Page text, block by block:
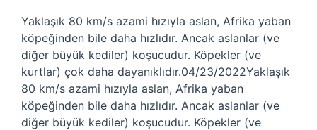
Yaklaşık 80 km/s azami hızıyla aslan, Afrika yaban
köpeğinden bile daha hızlıdır. Ancak aslanlar (ve
diğer büyük kediler) koşucudur. Köpekler (ve
kurtlar) çok daha dayanıklıdır.04/23/2022Yaklaşık
80 km/s azami hızıyla aslan, Afrika yaban
köpeğinden bile daha hızlıdır. Ancak aslanlar (ve
diğer büyük kediler) koşucudur. Köpekler (ve